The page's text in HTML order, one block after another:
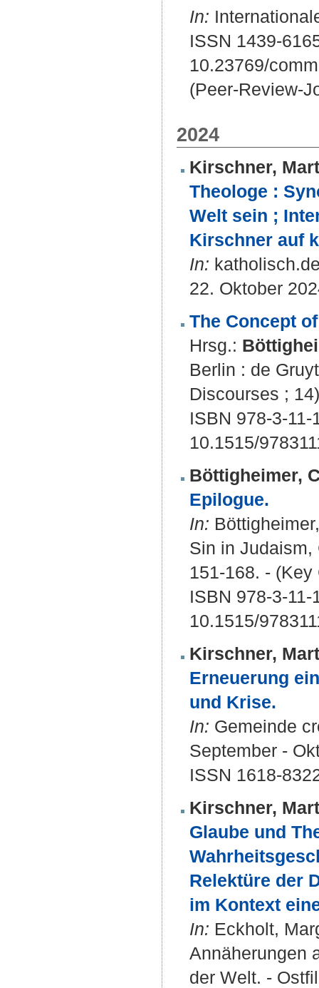
In:
ISSN 1439-
10.23769/
(Peer-Review-
2024
Kirschner,
Theologe :
Welt sein ;
Kirschner auf
In:
22. Oktober
The Concept
Hrsg.:
Berlin : de
Discourses ; 14)
ISBN 978-3-
10.1515/
Böttigheimer,
Epilogue.
In:
Sin in Judaism,
151-168. -
ISBN 978-3-
10.1515/
Kirschner,
Erneuerung
und Krise.
In: Gemeinde
September -
ISSN 1618-
Kirschner,
Glaube und
Relektüre der
im Kontext
In: Eckholt,
Annäherungen
der Welt. -